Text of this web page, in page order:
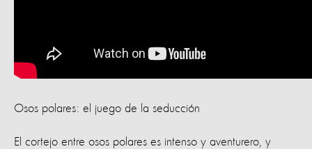
Osos polares: el juego de la seducción
El cortejo entre osos polares es intenso y aventurero, y